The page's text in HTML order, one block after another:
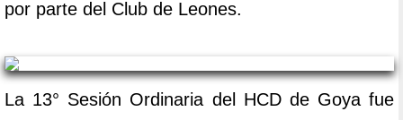
por parte del Club de Leones.
La 13° Sesión Ordinaria del HCD de Goya fue